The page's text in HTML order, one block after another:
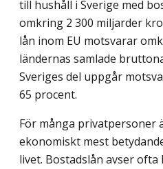
till hushåll i Sverige med
omkring 2 300 miljarder
lån inom EU motsvarar
ländernas samlade
Sveriges del uppgår
65 procent.
För många privatpersoner
ekonomiskt mest
livet. Bostadslån avser